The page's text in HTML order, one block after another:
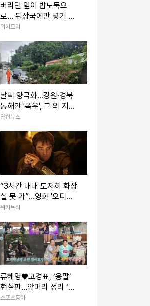
버리던 잎이 밥도둑으
로… 된장국에만 넣기 아
까운 '이 나물'
위키트리
날씨 양극화…강원·경북
동해안 '폭우', 그 외 지역
은 '폭염'
연합뉴스
“3시간 내내 도저히 화장
실 못 가”…영화 '오디세
이' 쿠키영상·평점·논란
위키트리
류혜영♥고경표, ‘응팔’
현실판…앞머리 정리 ‘심
쿵’→최고 7.8% (나혼
스포츠동아